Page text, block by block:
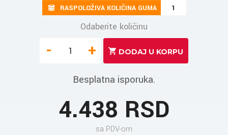
RASPOLOŽIVA KOLIČINA GUMA 1
Odaberite količinu
- +
Besplatna isporuka.
4.438 RSD
sa PDV-om